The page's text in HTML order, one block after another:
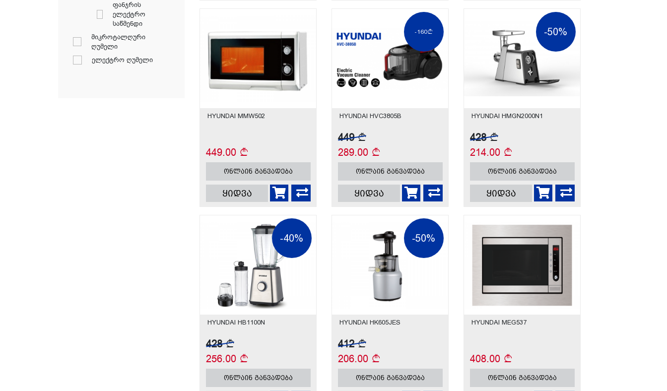
ფანჯრის
ელექტრო
საწმენდი
მიკროტალღური
ღუმელი
ელექტრო ღუმელი
HYUNDAI MMW502
449.00
ონლაინ განვადება
ყიდვა
-160
HYUNDAI HVC3805B
449
289.00
ონლაინ განვადება
ყიდვა
-50%
HYUNDAI HMGN2000N1
428
214.00
ონლაინ განვადება
ყიდვა
-40%
HYUNDAI HB1100N
428
256.00
ონლაინ განვადება
-50%
HYUNDAI HK605JES
412
206.00
ონლაინ განვადება
HYUNDAI MEG537
408.00
ონლაინ განვადება